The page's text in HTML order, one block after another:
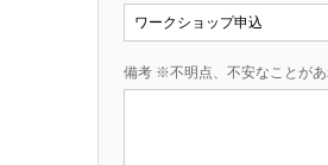
備考 ※不明点、不安なことがあ